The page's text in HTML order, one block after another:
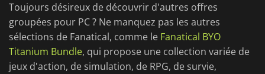
Toujours désireux de découvrir d'autres offres
groupées pour PC ? Ne manquez pas les autres
sélections de Fanatical, comme le Fanatical BYO
Titanium Bundle, qui propose une collection variée de
jeux d'action, de simulation, de RPG, de survie,